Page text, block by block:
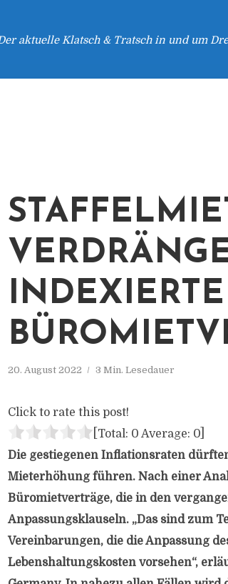
aktuelle Klatsch & Tratsch in und um
INDEXIERTE
20. August 2022 3 Min. Lesedauer
Click to rate this post!
[Total: 0 Average: 0
Die gestiegenen Inflationsraten
Mieterhöhung führen. Nach einer
Büromietverträge, die in den
Anpassungsklauseln. „Das sind zum
Vereinbarungen, die die Anpassung
Lebenshaltungskosten vorsehen“,